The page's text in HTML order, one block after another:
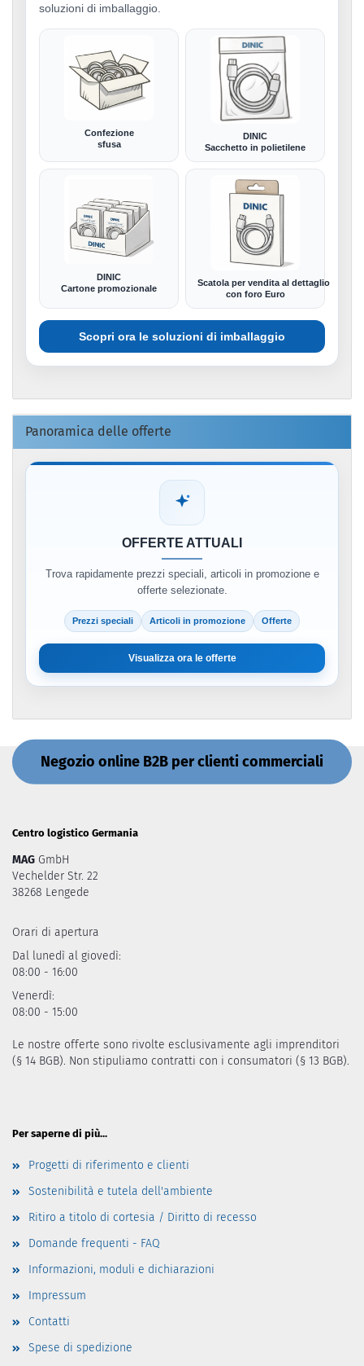
soluzioni di imballaggio.
Confezione
sfusa
DINIC
Sacchetto in polietilene
DINIC
Cartone promozionale
Scatola per vendita al dettaglio
con foro Euro
Scopri ora le soluzioni di imballaggio
Panoramica delle offerte
OFFERTE ATTUALI
Trova rapidamente prezzi speciali, articoli in promozione e
offerte selezionate.
Prezzi speciali Articoli in promozione Offerte
Visualizza ora le offerte
Negozio online B2B per clienti commerciali
Centro logistico Germania
MAG GmbH
Vechelder Str. 22
38268 Lengede
Orari di apertura
Dal lunedì al giovedì:
08:00 - 16:00
Venerdì:
08:00 - 15:00
Le nostre offerte sono rivolte esclusivamente agli imprenditori
(§ 14 BGB). Non stipuliamo contratti con i consumatori (§ 13 BGB).
Per saperne di più...
Progetti di riferimento e clienti
Sostenibilità e tutela dell'ambiente
Ritiro a titolo di cortesia / Diritto di recesso
Domande frequenti - FAQ
Informazioni, moduli e dichiarazioni
Impressum
Contatti
Spese di spedizione